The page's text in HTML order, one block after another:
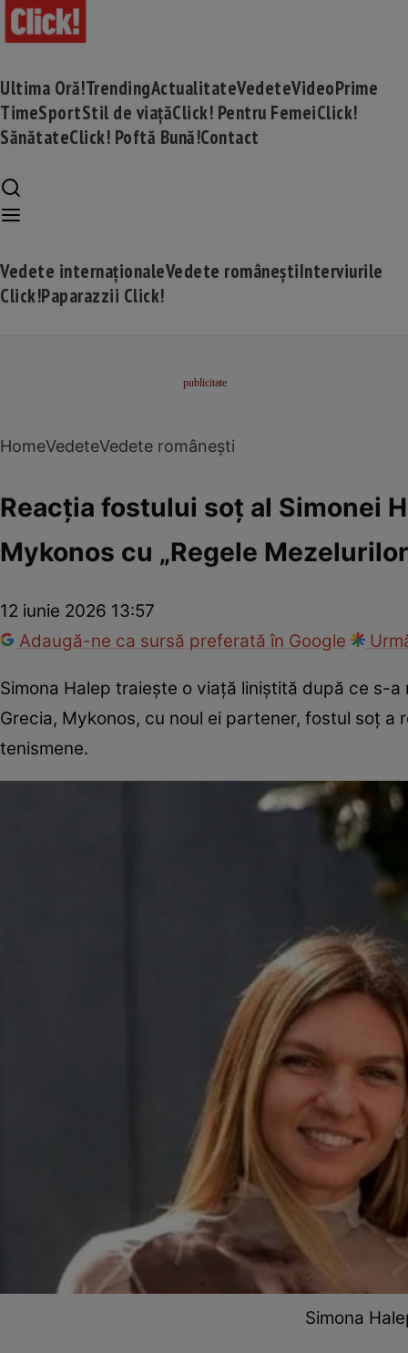
Ultima Oră!TrendingActualitateVedeteVideoPrime
TimeSportStil de viațăClick! Pentru FemeiClick!
SănătateClick! Poftă Bună!Contact
Vedete internaționaleVedete româneștiInterviurile
Click!Paparazzii Click!
HomeVedeteVedete românești
Reacția fostului soț al Simonei
Mykonos cu „Regele
12 iunie 2026 13:57
Adaugă-ne ca sursă preferată în Google
Simona Halep traiește o viață liniștită după ce s-
Grecia, Mykonos, cu noul ei partener, fostul soț
tenismene.
Simona